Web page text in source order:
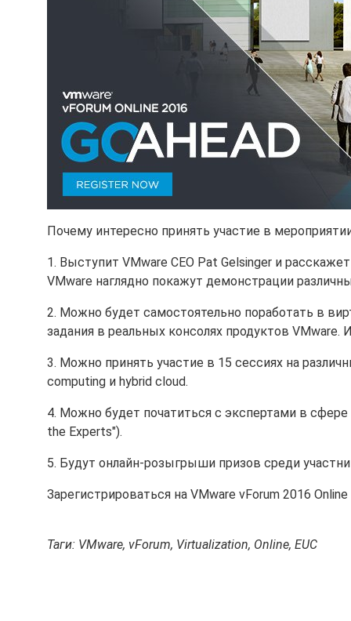
Почему интересно принять участие в
1. Выступит VMware CEO Pat Gelsinger и
VMware наглядно покажут демонстрации
2. Можно будет самостоятельно поработать в
задания в реальных консолях продуктов VMware.
3. Можно принять участие в 15 сессиях на
computing и hybrid cloud.
4. Можно будет початиться с экспертами в
the Experts").
5. Будут онлайн-розыгрыши призов среди
Зарегистрироваться на VMware vForum 2016
Таги: VMware, vForum, Virtualization, Online, EUC